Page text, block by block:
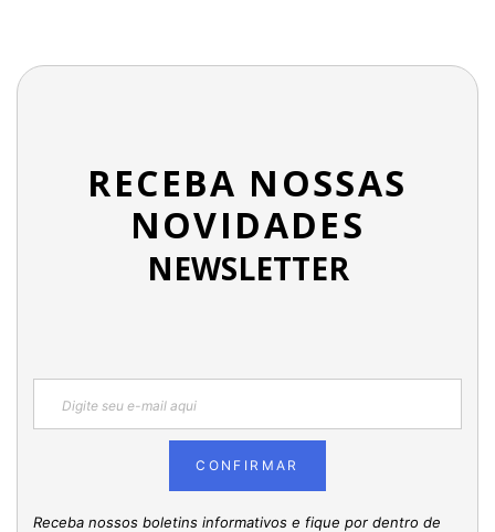
RECEBA NOSSAS
NOVIDADES
NEWSLETTER
CONFIRMAR
Receba nossos boletins informativos e fique por dentro de